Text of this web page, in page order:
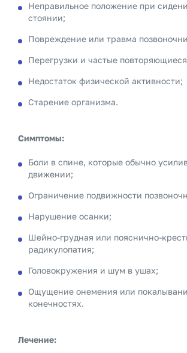
Неправильное положение при
стоянии;
Повреждение или травма
Перегрузки и частые
Недостаток физической активности;
Старение организма.
Симптомы:
Боли в спине, которые обычно
движении;
Ограничение подвижности
Нарушение осанки;
Шейно-грудная или пояснично-
радикулопатия;
Головокружения и шум в ушах;
Ощущение онемения или
конечностях.
Лечение: